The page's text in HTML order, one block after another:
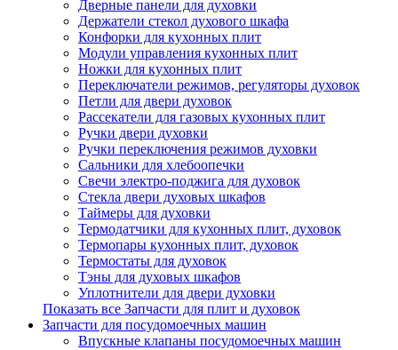
Дверные панели для духовки
Держатели стекол духового шкафа
Конфорки для кухонных плит
Модули управления кухонных плит
Ножки для кухонных плит
Переключатели режимов, регуляторы духовок
Петли для двери духовок
Рассекатели для газовых кухонных плит
Ручки двери духовки
Ручки переключения режимов духовки
Сальники для хлебоопечки
Свечи электро-поджига для духовок
Стекла двери духовых шкафов
Таймеры для духовки
Термодатчики для кухонных плит, духовок
Термопары кухонных плит, духовок
Термостаты для духовок
Тэны для духовых шкафов
Уплотнители для двери духовки
Показать все Запчасти для плит и духовок
Запчасти для посудомоечных машин
Впускные клапаны посудомоечных машин